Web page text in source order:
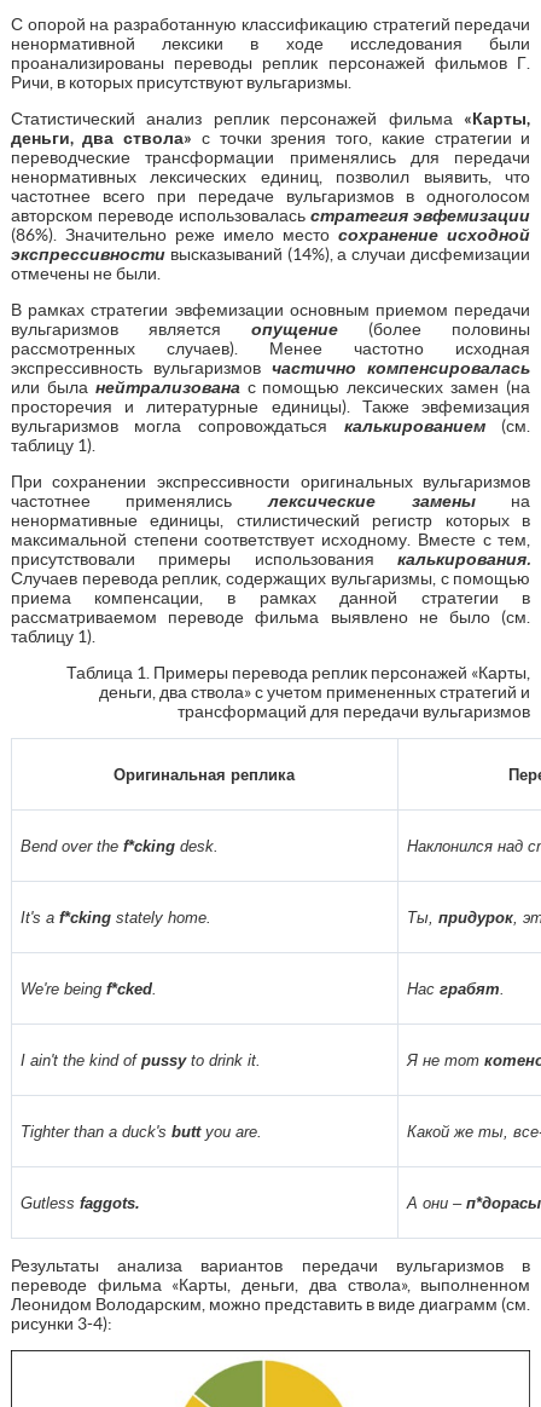
С опорой на разработанную классификацию стратегий передачи
ненормативной лексики в ходе исследования были
проанализированы переводы реплик персонажей фильмов Г.
Ричи, в которых присутствуют вульгаризмы.
Статистический анализ реплик персонажей фильма «Карты,
деньги, два ствола» с точки зрения того, какие стратегии и
переводческие трансформации применялись для передачи
ненормативных лексических единиц, позволил выявить, что
частотнее всего при передаче вульгаризмов в одноголосом
авторском переводе использоваласьстратегия эвфемизации
(86%). Значительно реже имело местосохранение исходной
экспрессивностивысказываний (14%), а случаи дисфемизации
отмечены не были.
В рамках стратегии эвфемизации основным приемом передачи
вульгаризмов является опущение (более половины
рассмотренных случаев). Менее частотно исходная
экспрессивность вульгаризмовчастично
компенсировалась
или была нейтрализована с помощью лексических замен (на
просторечия и литературные единицы). Также эвфемизация
вульгаризмов могла сопровождаться калькированием (см.
таблицу 1).
При сохранении экспрессивности оригинальных вульгаризмов
частотнее применялисьлексические заменына
ненормативные единицы, стилистический регистр которых в
максимальной степени соответствует исходному. Вместе с тем,
присутствовали примеры использованиякалькирования.
Случаев перевода реплик, содержащих вульгаризмы, с помощью
приема компенсации, в рамках данной стратегии в
рассматриваемом переводе фильма выявлено не было (см.
таблицу 1).
Таблица 1. Примеры перевода реплик персонажей «Карты,
деньги, два ствола» с учетом примененных стратегий и
трансформаций для передачи вульгаризмов
Оригинальная реплика
Bend over the f*ckingdesk. Наклонился над
It's a f*ckingstately home. Ты, придурок,
We're being f*cked. Нас грабят
I ain't the kind of pussyto drink it. Я не тот
Tighter than a duck's buttyou are. Какой же ты,
Gutless faggots. А они – п*дорасы
Результаты анализа вариантов передачи вульгаризмов в
переводе фильма «Карты, деньги, два ствола», выполненном
Леонидом Володарским, можно представить в виде диаграмм (см.
рисунки 3-4):